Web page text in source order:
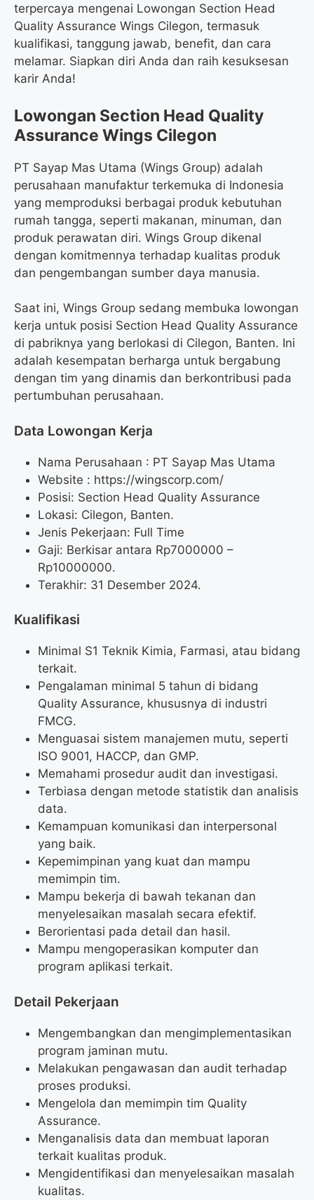
terpercaya mengenai Lowongan Section Head
Quality Assurance Wings Cilegon, termasuk
kualifikasi, tanggung jawab, benefit, dan cara
melamar. Siapkan diri Anda dan raih kesuksesan
karir Anda!
Lowongan Section Head Quality
Assurance Wings Cilegon
PT Sayap Mas Utama (Wings Group) adalah
perusahaan manufaktur terkemuka di Indonesia
yang memproduksi berbagai produk kebutuhan
rumah tangga, seperti makanan, minuman, dan
produk perawatan diri. Wings Group dikenal
dengan komitmennya terhadap kualitas produk
dan pengembangan sumber daya manusia.
Saat ini, Wings Group sedang membuka lowongan
kerja untuk posisi Section Head Quality Assurance
di pabriknya yang berlokasi di Cilegon, Banten. Ini
adalah kesempatan berharga untuk bergabung
dengan tim yang dinamis dan berkontribusi pada
pertumbuhan perusahaan.
Data Lowongan Kerja
Nama Perusahaan : PT Sayap Mas Utama
Website : https://wingscorp.com/
Posisi: Section Head Quality Assurance
Lokasi: Cilegon, Banten.
Jenis Pekerjaan: Full Time
Gaji: Berkisar antara Rp7000000 –
Rp10000000.
Terakhir: 31 Desember 2024.
Kualifikasi
Minimal S1 Teknik Kimia, Farmasi, atau bidang
terkait.
Pengalaman minimal 5 tahun di bidang
Quality Assurance, khususnya di industri
FMCG.
Menguasai sistem manajemen mutu, seperti
ISO 9001, HACCP, dan GMP.
Memahami prosedur audit dan investigasi.
Terbiasa dengan metode statistik dan analisis
data.
Kemampuan komunikasi dan interpersonal
yang baik.
Kepemimpinan yang kuat dan mampu
memimpin tim.
Mampu bekerja di bawah tekanan dan
menyelesaikan masalah secara efektif.
Berorientasi pada detail dan hasil.
Mampu mengoperasikan komputer dan
program aplikasi terkait.
Detail Pekerjaan
Mengembangkan dan mengimplementasikan
program jaminan mutu.
Melakukan pengawasan dan audit terhadap
proses produksi.
Mengelola dan memimpin tim Quality
Assurance.
Menganalisis data dan membuat laporan
terkait kualitas produk.
Mengidentifikasi dan menyelesaikan masalah
kualitas.